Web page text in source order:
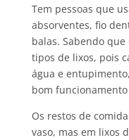
Tem pessoas que
absorventes, fio
balas. Sabendo
tipos de lixos, pois
água e
bom
Os restos de
vaso, mas em lixos